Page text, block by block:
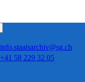
info.staatsarchiv@sg.ch
+41 58 229 32 05